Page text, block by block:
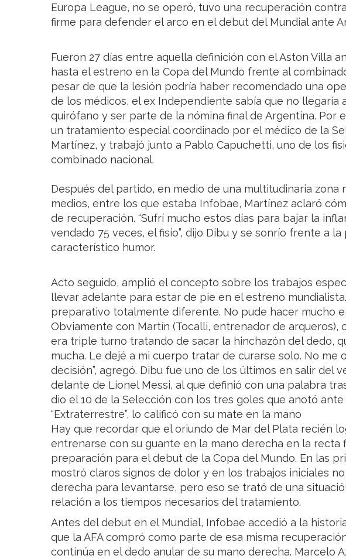
Europa League, no se operó, tuvo una recuperación
firme para defender el arco en el debut del Mundial ante
Fueron 27 días entre aquella definición con el Aston Villa
hasta el estreno en la Copa del Mundo frente al
pesar de que la lesión podría haber recomendado una
de los médicos, el ex Independiente sabía que no llegaría
quirófano y ser parte de la nómina final de Argentina. Por
un tratamiento especial coordinado por el médico de la
Martínez, y trabajó junto a Pablo Capuchetti, uno de los
combinado nacional.
Después del partido, en medio de una multitudinaria zona
medios, entre los que estaba Infobae, Martínez aclaró
de recuperación. “Sufrí mucho estos días para bajar la
vendado 75 veces, el fisio”, dijo Dibu y se sonrío frente a
característico humor.
Acto seguido, amplió el concepto sobre los trabajos
llevar adelante para estar de pie en el estreno mundialista.
preparativo totalmente diferente. No pude hacer mucho
Obviamente con Martín (Tocalli, entrenador de arqueros),
era triple turno tratando de sacar la hinchazón del dedo,
mucha. Le dejé a mi cuerpo tratar de curarse solo. No me
decisión”, agregó. Dibu fue uno de los últimos en salir del
delante de Lionel Messi, al que definió con una palabra
dio el 10 de la Selección con los tres goles que anotó ante
“Extraterrestre”, lo calificó con su mate en la mano
Hay que recordar que el oriundo de Mar del Plata recién
entrenarse con su guante en la mano derecha en la recta
preparación para el debut de la Copa del Mundo. En las
mostró claros signos de dolor y en los trabajos iniciales
derecha para levantarse, pero eso se trató de una
relación a los tiempos necesarios del tratamiento.
Antes del debut en el Mundial, Infobae accedió a la
que la AFA compró como parte de esa misma
continúa en el dedo anular de su mano derecha. Marcelo